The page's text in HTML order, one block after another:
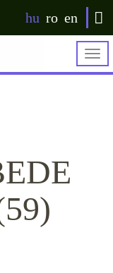
hu ro en